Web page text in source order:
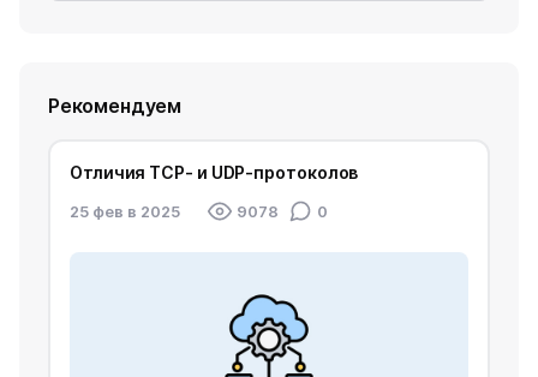
Рекомендуем
Отличия TCP- и UDP-протоколов
25 фев в 2025 9078 0